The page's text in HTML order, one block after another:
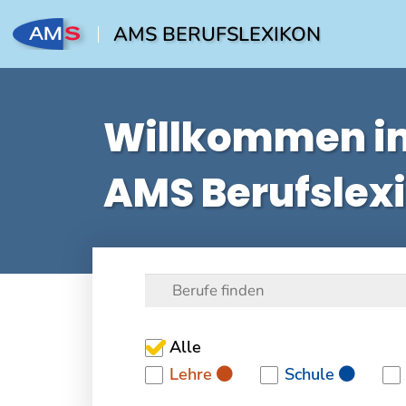
AMS BERUFSLEXIKON
Willkommen
AMS
Alle
Lehre
Schule